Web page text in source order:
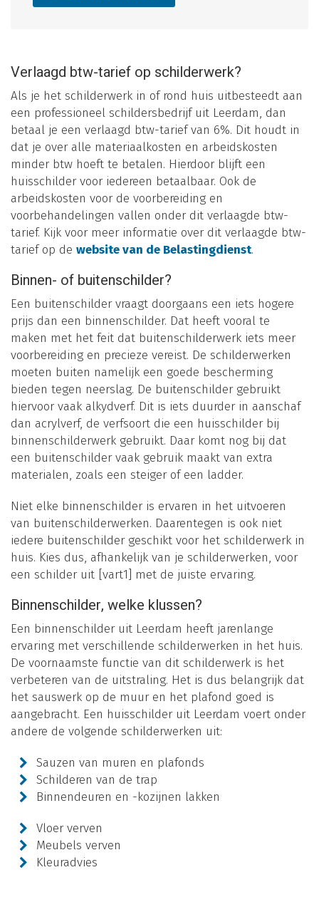
Verlaagd btw-tarief op schilderwerk?
Als je het schilderwerk in of rond huis uitbesteedt aan
een professioneel schildersbedrijf uit Leerdam, dan
betaal je een verlaagd btw-tarief van 6%. Dit houdt in
dat je over alle materiaalkosten en arbeidskosten
minder btw hoeft te betalen. Hierdoor blijft een
huisschilder voor iedereen betaalbaar. Ook de
arbeidskosten voor de voorbereiding en
voorbehandelingen vallen onder dit verlaagde btw-
tarief. Kijk voor meer informatie over dit verlaagde btw-
tarief op de website van de Belastingdienst.
Binnen- of buitenschilder?
Een buitenschilder vraagt doorgaans een iets hogere
prijs dan een binnenschilder. Dat heeft vooral te
maken met het feit dat buitenschilderwerk iets meer
voorbereiding en precieze vereist. De schilderwerken
moeten buiten namelijk een goede bescherming
bieden tegen neerslag. De buitenschilder gebruikt
hiervoor vaak alkydverf. Dit is iets duurder in aanschaf
dan acrylverf, de verfsoort die een huisschilder bij
binnenschilderwerk gebruikt. Daar komt nog bij dat
een buitenschilder vaak gebruik maakt van extra
materialen, zoals een steiger of een ladder.
Niet elke binnenschilder is ervaren in het uitvoeren
van buitenschilderwerken. Daarentegen is ook niet
iedere buitenschilder geschikt voor het schilderwerk in
huis. Kies dus, afhankelijk van je schilderwerken, voor
een schilder uit [vart1] met de juiste ervaring.
Binnenschilder, welke klussen?
Een binnenschilder uit Leerdam heeft jarenlange
ervaring met verschillende schilderwerken in het huis.
De voornaamste functie van dit schilderwerk is het
verbeteren van de uitstraling. Het is dus belangrijk dat
het sauswerk op de muur en het plafond goed is
aangebracht. Een huisschilder uit Leerdam voert onder
andere de volgende schilderwerken uit:
Sauzen van muren en plafonds
Schilderen van de trap
Binnendeuren en -kozijnen lakken
Vloer verven
Meubels verven
Kleuradvies